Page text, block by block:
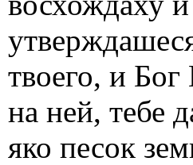
твоего, и
на ней, тебе
яко песок